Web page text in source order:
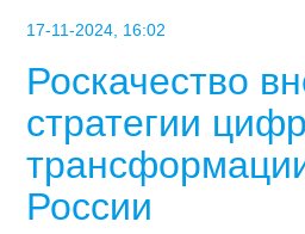
17-11-2024, 16:02
Роскачество
стратегии
России